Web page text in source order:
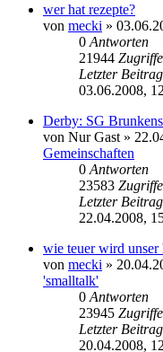
wer hat rezepte?
von mecki »
0 Antworten
21944 Zugriffe
Letzter Beitrag
03.06.2008,
Derby: SG
von Nur Gast »
Gemeinschaften
0 Antworten
23583 Zugriffe
Letzter Beitrag
22.04.2008,
wie teuer wird unser
von mecki »
'smalltalk'
0 Antworten
23945 Zugriffe
Letzter Beitrag
20.04.2008,